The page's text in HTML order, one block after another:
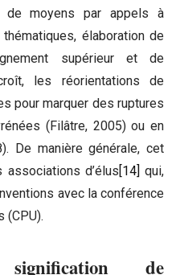
de moyens par appels à
élaboration de
supérieur et de
les réorientations de
pour marquer des ruptures
(Filâtre, 2005) ou en
De manière générale, cet
d’élus[14] qui,
avec la conférence
(CPU).
de